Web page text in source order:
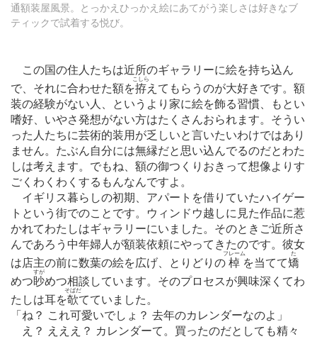
通額装屋風景。とっかえひっかえ絵にあてがう楽しさは好きなブ
ティックで試着する悦び。
この国の住人たちは近所のギャラリーに絵を持ち込ん
で、それに合わせた額を拵
こしら
えてもらうのが大好きです。額
装の経験がない人、というより家に絵を飾る習慣、もとい
嗜好、いやさ発想がない方はたくさんおられます。そうい
った人たちに芸術的装用が乏しいと言いたいわけではあり
ません。たぶん自分には無縁だと思い込んでるのだとわた
しは考えます。でもね、額の御つくりおきって想像よりす
ごくわくわくするもんなんですよ。
イギリス暮らしの初期、アパートを借りていたハイゲー
トという街でのことです。ウィンドウ越しに見た作品に惹
かれてわたしはギャラリーにいました。そのときご近所さ
んであろう中年婦人が額装依頼にやってきたのです。彼女
は店主の前に数葉の絵を広げ、とりどりの 棹
フレーム
を当てて矯
た
めつ眇
すが
めつ相談しています。そのプロセスが興味深くてわ
たしは耳を欹
そばだ
てていました。
「ね？ これ可愛いでしょ？ 去年のカレンダーなのよ」
え？ えええ？ カレンダーて。買ったのだとしても精々